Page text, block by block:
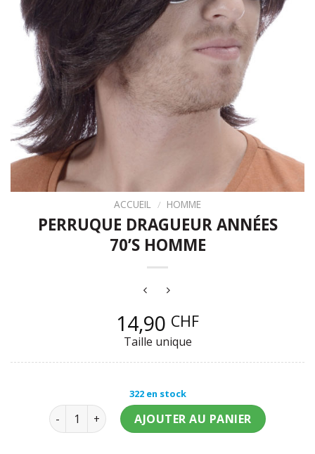
ACCUEIL / HOMME
PERRUQUE DRAGUEUR ANNÉES
70’S HOMME
14,90 CHF
Taille unique
322 en stock
quantité de Perruque dragueur années 70's homme
AJOUTER AU PANIER